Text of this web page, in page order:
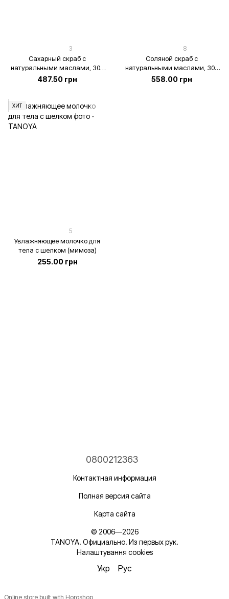
3
Сахарный скраб с
натуральными маслами, 300
мл
487.50 грн
8
Соляной скраб с
натуральными маслами, 300
мл
558.00 грн
ХИТ
5
Увлажняющее молочко для
тела с шелком (мимоза)
255.00 грн
0800212363
Контактная информация
Полная версия сайта
Карта сайта
© 2006—2026
TANOYA. Официально. Из первых рук.
Налаштування cookies
Укр Рус
Online store built with Horoshop